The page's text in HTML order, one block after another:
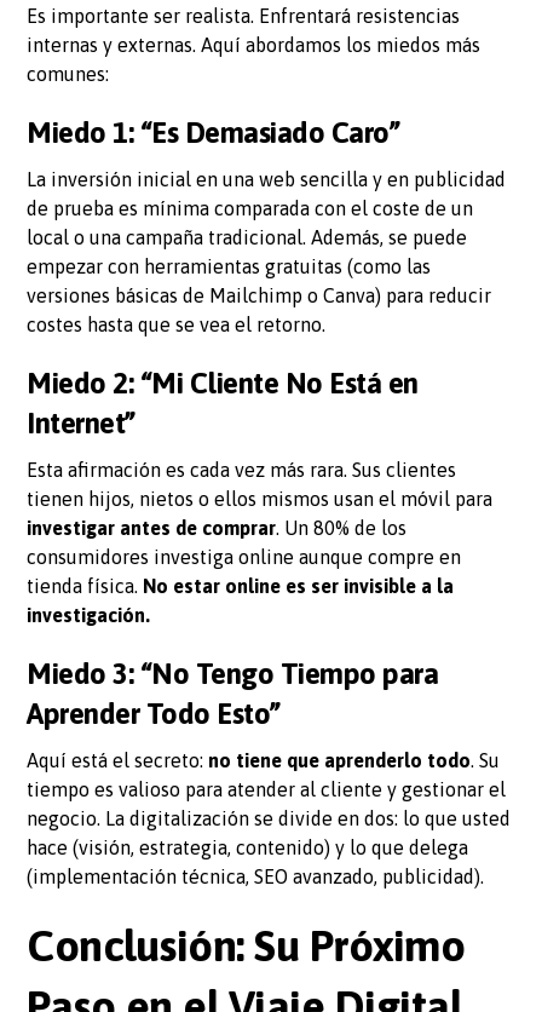
Es importante ser realista. Enfrentará resistencias
internas y externas. Aquí abordamos los miedos más
comunes:
Miedo 1: “Es Demasiado Caro”
La inversión inicial en una web sencilla y en publicidad
de prueba es mínima comparada con el coste de un
local o una campaña tradicional. Además, se puede
empezar con herramientas gratuitas (como las
versiones básicas de Mailchimp o Canva) para reducir
costes hasta que se vea el retorno.
Miedo 2: “Mi Cliente No Está en
Internet”
Esta afirmación es cada vez más rara. Sus clientes
tienen hijos, nietos o ellos mismos usan el móvil para
investigar antes de comprar . Un 80% de los
consumidores investiga online aunque compre en
tienda física. No estar online es ser invisible a la
investigación.
Miedo 3: “No Tengo Tiempo para
Aprender Todo Esto”
Aquí está el secreto: no tiene que aprenderlo todo . Su
tiempo es valioso para atender al cliente y gestionar el
negocio. La digitalización se divide en dos: lo que usted
hace (visión, estrategia, contenido) y lo que delega
(implementación técnica, SEO avanzado, publicidad).
Conclusión: Su Próximo